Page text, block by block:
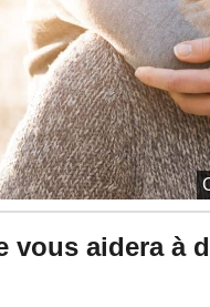
vous aidera à